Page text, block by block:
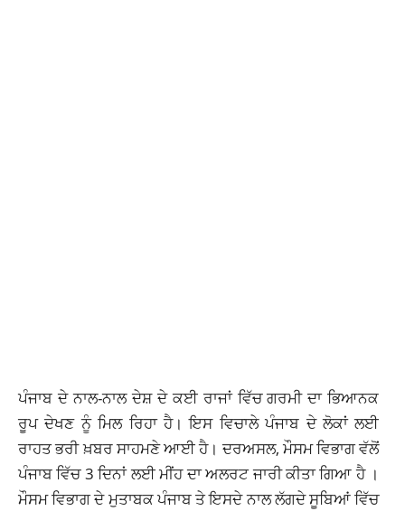
ਪੰਜਾਬ ਦੇ ਨਾਲ-ਨਾਲ ਦੇਸ਼ ਦੇ ਕਈ ਰਾਜਾਂ ਵਿੱਚ ਗਰਮੀ ਦਾ ਭਿਆਨਕ
ਰੂਪ ਦੇਖਣ ਨੂੰ ਮਿਲ ਰਿਹਾ ਹੈ। ਇਸ ਵਿਚਾਲੇ ਪੰਜਾਬ ਦੇ ਲੋਕਾਂ ਲਈ
ਰਾਹਤ ਭਰੀ ਖ਼ਬਰ ਸਾਹਮਣੇ ਆਈ ਹੈ। ਦਰਅਸਲ, ਮੌਸਮ ਵਿਭਾਗ ਵੱਲੋਂ
ਪੰਜਾਬ ਵਿੱਚ 3 ਦਿਨਾਂ ਲਈ ਮੀਂਹ ਦਾ ਅਲਰਟ ਜਾਰੀ ਕੀਤਾ ਗਿਆ ਹੈ ।
ਮੌਸਮ ਵਿਭਾਗ ਦੇ ਮੁਤਾਬਕ ਪੰਜਾਬ ਤੇ ਇਸਦੇ ਨਾਲ ਲੱਗਦੇ ਸੂਬਿਆਂ ਵਿੱਚ